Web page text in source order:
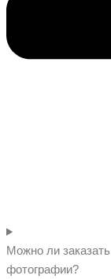
Можно ли
фотографии?